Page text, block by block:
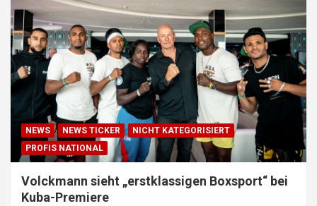
NEWS NEWS TICKER
NICHT KATEGORISIERT
PROFIS NATIONAL
Volckmann sieht „erstklassigen Boxsport“ bei
Kuba-Premiere